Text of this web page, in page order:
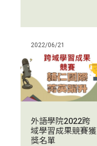
2022/06/21
外語學院2022跨
域學習成果競賽獲
獎名單